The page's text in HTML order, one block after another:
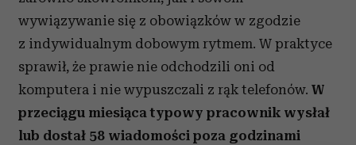
wywiązywanie się z obowiązków w zgodzie
z indywidualnym dobowym rytmem. W praktyce
sprawił, że prawie nie odchodzili oni od
komputera i nie wypuszczali z rąk telefonów. W
przeciągu miesiąca typowy pracownik wysłał
lub dostał 58 wiadomości poza godzinami